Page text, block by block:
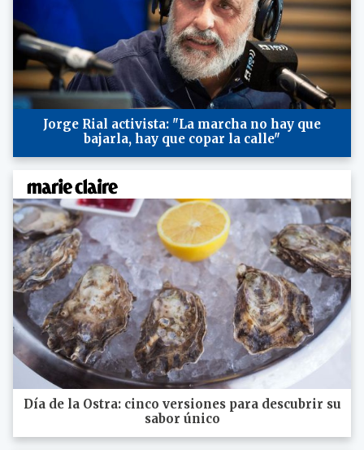
Jorge Rial activista: "La marcha no hay que
bajarla, hay que copar la calle"
Día de la Ostra: cinco versiones para descubrir su
sabor único